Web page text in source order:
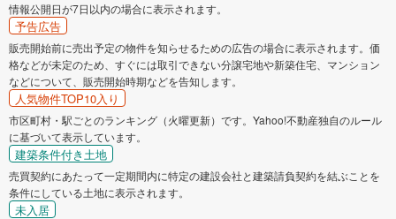
情報公開日が7日以内の場合に表示されます。
予告広告
販売開始前に売出予定の物件を知らせるための広告の場合に表示されます。価
格などが未定のため、すぐには取引できない分譲宅地や新築住宅、マンション
などについて、販売開始時期などを告知します。
人気物件TOP10入り
市区町村・駅ごとのランキング（火曜更新）です。Yahoo!不動産独自のルール
に基づいて表示しています。
建築条件付き土地
売買契約にあたって一定期間内に特定の建設会社と建築請負契約を結ぶことを
条件にしている土地に表示されます。
未入居